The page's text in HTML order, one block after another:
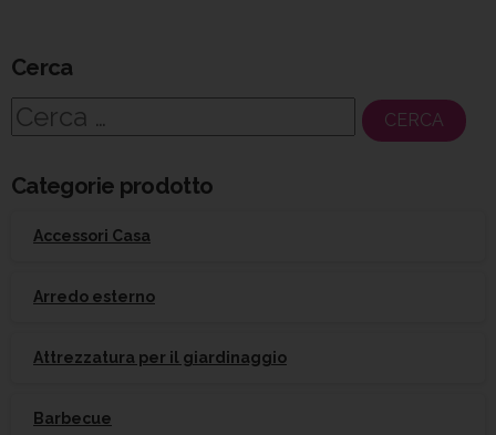
Cerca
Ricerca
Categorie prodotto
Accessori Casa
Arredo esterno
Attrezzatura per il giardinaggio
Barbecue